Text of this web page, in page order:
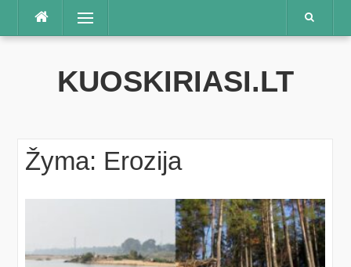
Praleisti
Meniu
KUOSKIRIASI.LT
Žyma: Erozija